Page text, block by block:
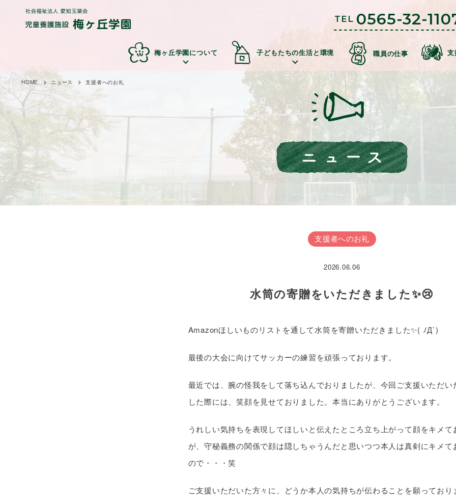
TEL 0565-32-
梅ヶ丘学園について
梅ヶ丘学園の概
立地につい
て
事業内
容
苦情に対する取
組
子どもたちの生活と環境
子どものための仕組みづく
コミュニティ（地域交流・公益事
業）
自立への
職員の仕事 支
寄付金の場合 寄贈物品の場合 ボランティアの場合 支援のお
HOME ニュース 支援者へのお礼
支援者へのお礼
2026.06.06
水筒の寄贈をいただきました✨😢
Amazonほしいものリストを通して水筒を寄贈いただきました✨( ﾉД`)
最後の大会に向けてサッカーの練習を頑張っております。
最近では、腕の怪我をして落ち込んでおりましたが、今回ご支援いただい
した際には、笑顔を見せておりました。本当にありがとうございます。
うれしい気持ちを表現してほしいと伝えたところ立ち上がって顔をキメて
が、守秘義務の関係で顔は隠しちゃうんだと思いつつ本人は真剣にキメて
ので・・・笑
ご支援いただいた方々に、どうか本人の気持ちが伝わることを願っており